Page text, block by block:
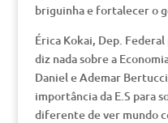
briguinha e fortalecer o
Érica Kokai, Dep.
diz nada sobre a
Daniel e Ademar
importância da E.S para
diferente de ver mundo